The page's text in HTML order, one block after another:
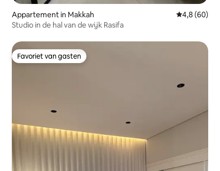
Appartement in Makkah Gemiddelde
4,8 (60)
Studio in de hal van de wijk Rasifa
Favoriet van gasten
Favoriet van gasten